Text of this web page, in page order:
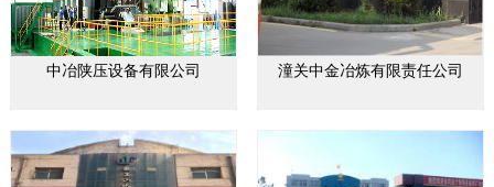
中冶陕压设备有限公司 潼关中金冶炼有限责任公司